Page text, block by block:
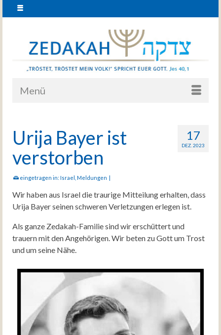
Menü
17
DEZ. 2023
Urija Bayer ist
verstorben
eingetragen in: Israel Meldungen |
Wir haben aus Israel die traurige Mitteilung erhalten, dass
Urija Bayer seinen schweren Verletzungen erlegen ist.
Als ganze Zedakah-Familie sind wir erschüttert und
trauern mit den Angehörigen. Wir beten zu Gott um Trost
und um seine Nähe.